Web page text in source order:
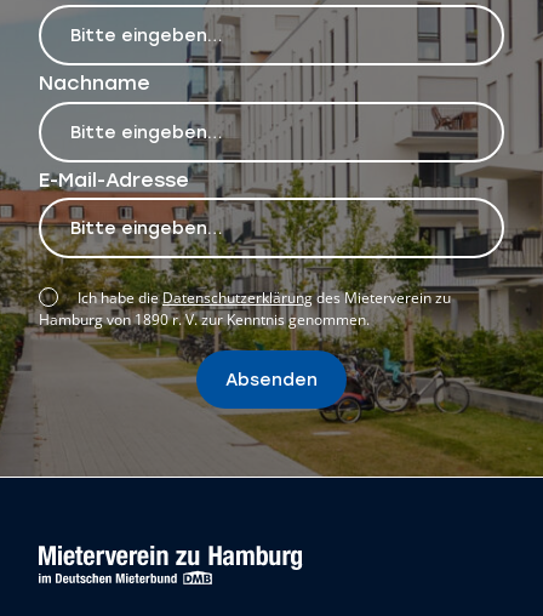
Nachname
E-Mail-Adresse
Ich habe dieDatenschutzerklärungdes Mieterverein zu
Hamburg von 1890 r. V. zur Kenntnis genommen.
Absenden